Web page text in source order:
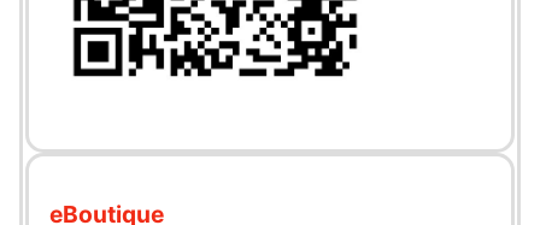
eBoutique